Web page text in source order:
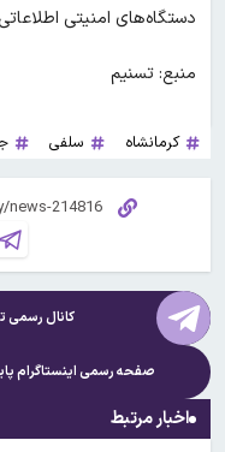
دستگاه‌های امنیتی
منبع: تسنیم
کرمانشاه سلفی
کانال رسمی
صفحه رسمی اینستاگرام
اخبار مرتبط